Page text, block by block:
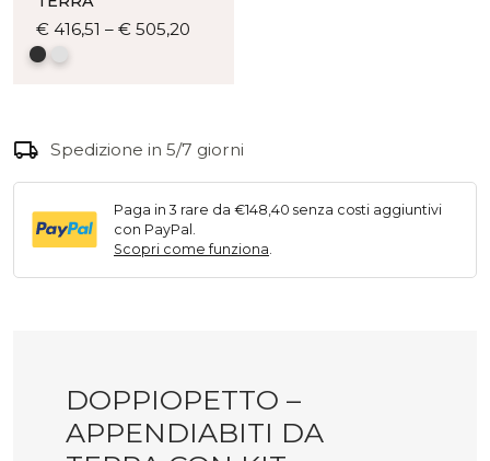
DOPPIOPETTO –
APPENDIABITI DA
€ 416,51 –€ 505,20
Le
essere
scelte
local_shipping Spedizione in 5/7 giorni
Paga in 3 rare da €148,40 senza costi aggiuntivi
con PayPal.
Scopri come funziona